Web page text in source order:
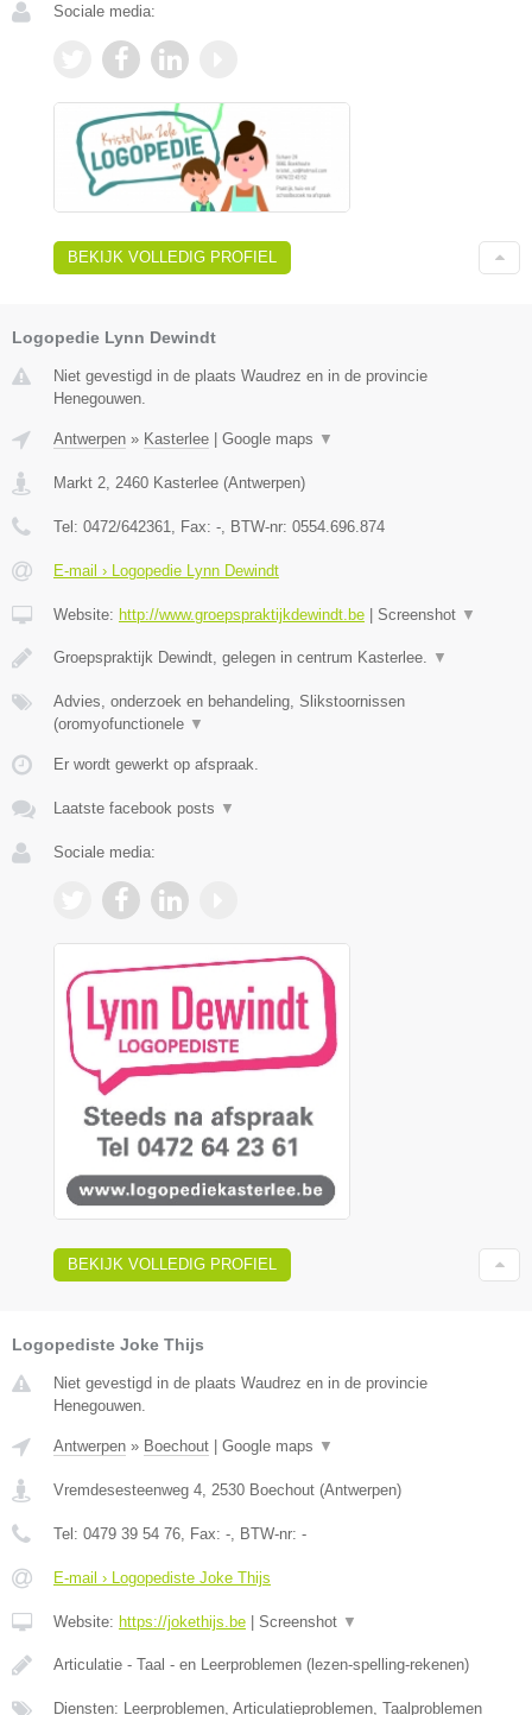
Sociale media:
BEKIJK VOLLEDIG PROFIEL
Logopedie Lynn Dewindt
Niet gevestigd in de plaats Waudrez en in de provincie
Henegouwen.
Antwerpen » Kasterlee Google maps ▼
Markt 2 2460 Kasterlee (Antwerpen)
Tel: 0472/642361 , Fax: - , BTW-nr: 0554.696.874
E-mail › Logopedie Lynn Dewindt
Website: http://www.groepspraktijkdewindt.be Screenshot ▼
Groepspraktijk Dewindt, gelegen in centrum Kasterlee. ▼
Advies, onderzoek en behandeling, Slikstoornissen
(oromyofunctionele ▼
Er wordt gewerkt op afspraak.
Laatste facebook posts ▼
Sociale media:
BEKIJK VOLLEDIG PROFIEL
Logopediste Joke Thijs
Niet gevestigd in de plaats Waudrez en in de provincie
Henegouwen.
Antwerpen » Boechout Google maps ▼
Vremdesesteenweg 4 2530 Boechout (Antwerpen)
Tel: 0479 39 54 76 , Fax: - , BTW-nr: -
E-mail › Logopediste Joke Thijs
Website: https://jokethijs.be Screenshot ▼
Articulatie - Taal - en Leerproblemen (lezen-spelling-rekenen)
Diensten: Leerproblemen, Articulatieproblemen, Taalproblemen